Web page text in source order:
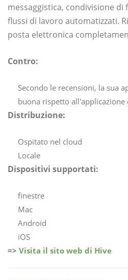
messaggistica, condivisione di
flussi di lavoro automatizzati.
posta elettronica
Contro:
Secondo le recensioni, la sua
buona rispetto all'applicazione
Distribuzione:
Ospitato nel cloud
Locale
Dispositivi supportati:
finestre
Mac
Android
iOS
=> Visita il sito web di Hive